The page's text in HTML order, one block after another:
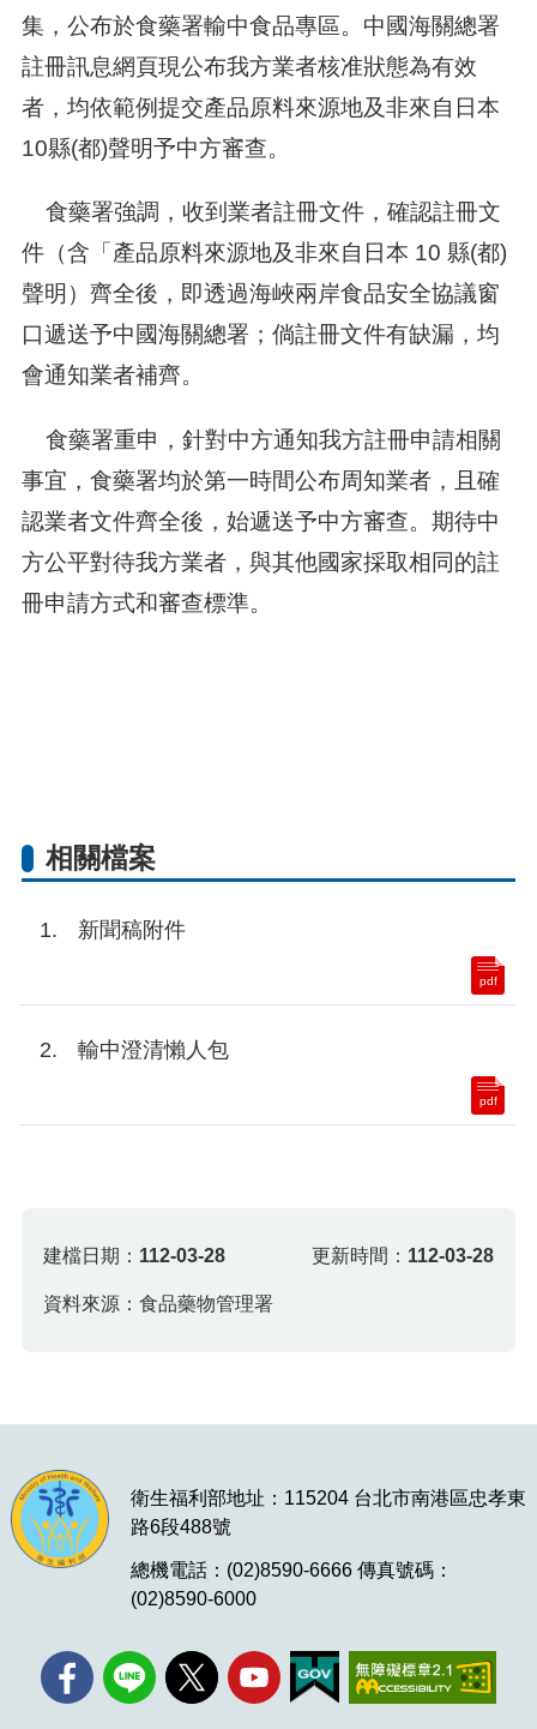
集，公布於食藥署輸中食品專區。中國海關總署
註冊訊息網頁現公布我方業者核准狀態為有效
者，均依範例提交產品原料來源地及非來自日本
10縣(都)聲明予中方審查。
食藥署強調，收到業者註冊文件，確認註冊文
件（含「產品原料來源地及非來自日本 10 縣(都)
聲明）齊全後，即透過海峽兩岸食品安全協議窗
口遞送予中國海關總署；倘註冊文件有缺漏，均
會通知業者補齊。
食藥署重申，針對中方通知我方註冊申請相關
事宜，食藥署均於第一時間公布周知業者，且確
認業者文件齊全後，始遞送予中方審查。期待中
方公平對待我方業者，與其他國家採取相同的註
冊申請方式和審查標準。
相關檔案
新聞稿附件
pdf
輸中澄清懶人包
pdf
建檔日期： 112-03-28 更新時間： 112-03-28
資料來源：食品藥物管理署
衛生福利部地址：115204 台北市南港區忠孝東
路6段488號
總機電話：(02)8590-6666 傳真號碼：
(02)8590-6000